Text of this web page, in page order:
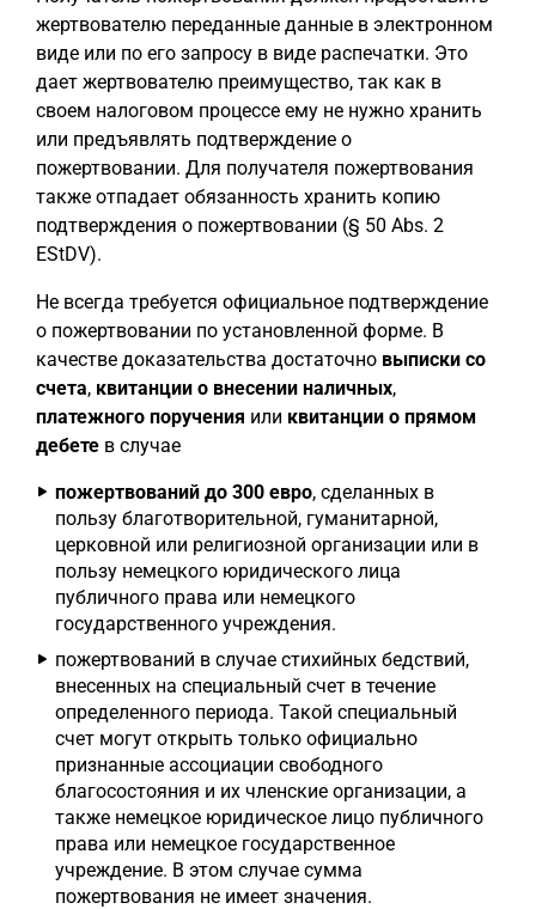
жертвователю переданные данные в электронном
виде или по его запросу в виде распечатки. Это
дает жертвователю преимущество, так как в
своем налоговом процессе ему не нужно хранить
или предъявлять подтверждение о
пожертвовании. Для получателя пожертвования
также отпадает обязанность хранить копию
подтверждения о пожертвовании (§ 50 Abs. 2
EStDV).
Не всегда требуется официальное подтверждение
о пожертвовании по установленной форме. В
качестве доказательства достаточно выписки со
счета, квитанции о внесении наличных,
платежного поручения или квитанции о прямом
дебете в случае
пожертвований до 300 евро, сделанных в
пользу благотворительной, гуманитарной,
церковной или религиозной организации или в
пользу немецкого юридического лица
публичного права или немецкого
государственного учреждения.
пожертвований в случае стихийных бедствий,
внесенных на специальный счет в течение
определенного периода. Такой специальный
счет могут открыть только официально
признанные ассоциации свободного
благосостояния и их членские организации, а
также немецкое юридическое лицо публичного
права или немецкое государственное
учреждение. В этом случае сумма
пожертвования не имеет значения.